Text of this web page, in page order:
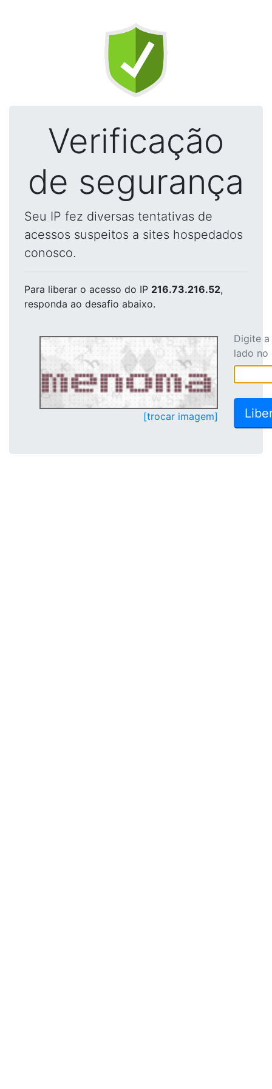
Verificação
de segurança
Seu IP fez diversas tentativas de
acessos suspeitos a sites hospedados
conosco.
Para liberar o acesso do IP 216.73.216.52,
responda ao desafio abaixo.
[trocar imagem]
Digite
lado no